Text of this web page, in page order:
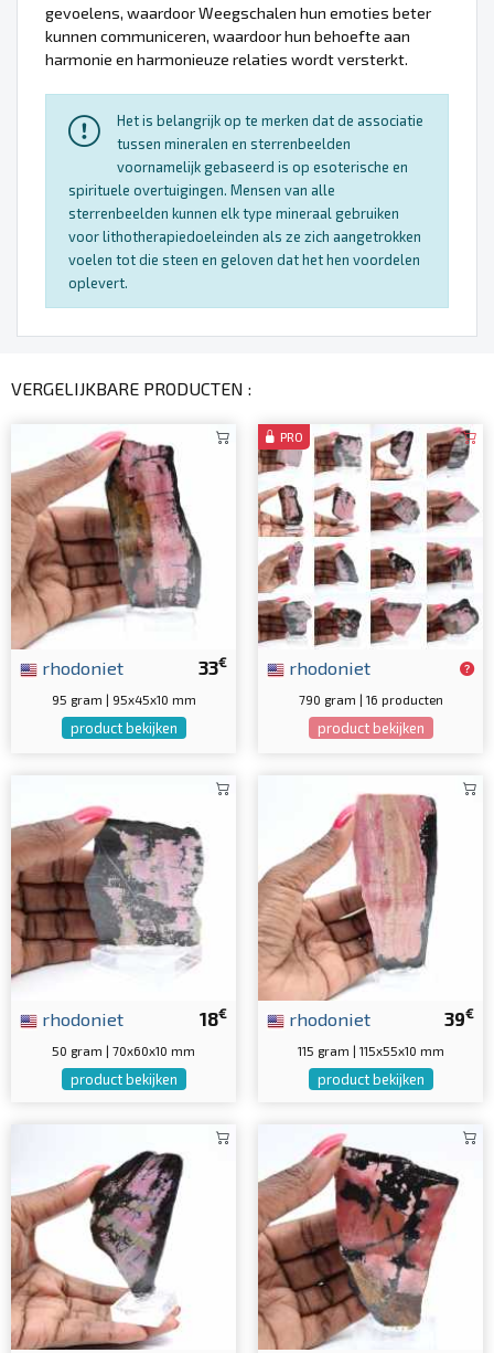
gevoelens, waardoor Weegschalen hun emoties beter
kunnen communiceren, waardoor hun behoefte aan
harmonie en harmonieuze relaties wordt versterkt.
Het is belangrijk op te merken dat de associatie
tussen mineralen en sterrenbeelden
voornamelijk gebaseerd is op esoterische en
spirituele overtuigingen. Mensen van alle
sterrenbeelden kunnen elk type mineraal gebruiken
voor lithotherapiedoeleinden als ze zich aangetrokken
voelen tot die steen en geloven dat het hen voordelen
oplevert.
VERGELIJKBARE PRODUCTEN :
33€
rhodoniet
95 gram | 95x45x10 mm
product bekijken
PRO
rhodoniet
790 gram | 16 producten
product bekijken
18€
rhodoniet
50 gram | 70x60x10 mm
product bekijken
39€
rhodoniet
115 gram | 115x55x10 mm
product bekijken